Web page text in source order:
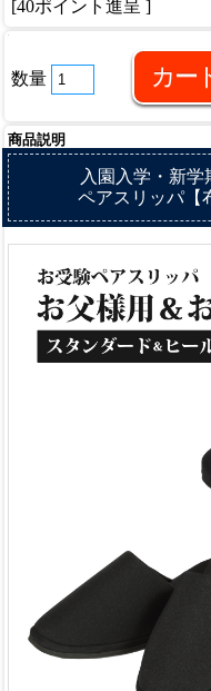
[40ポイント進呈 ]
数量
商品説明
入園入学・新学
ペアスリッパ【